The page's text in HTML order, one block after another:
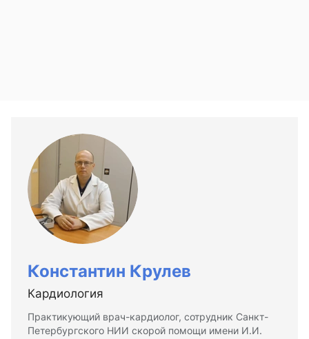
Константин Крулев
Кардиология
Практикующий врач-кардиолог, сотрудник Санкт-
Петербургского НИИ скорой помощи имени И.И.